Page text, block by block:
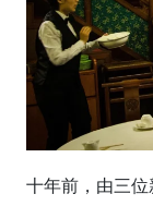
十年前，由三